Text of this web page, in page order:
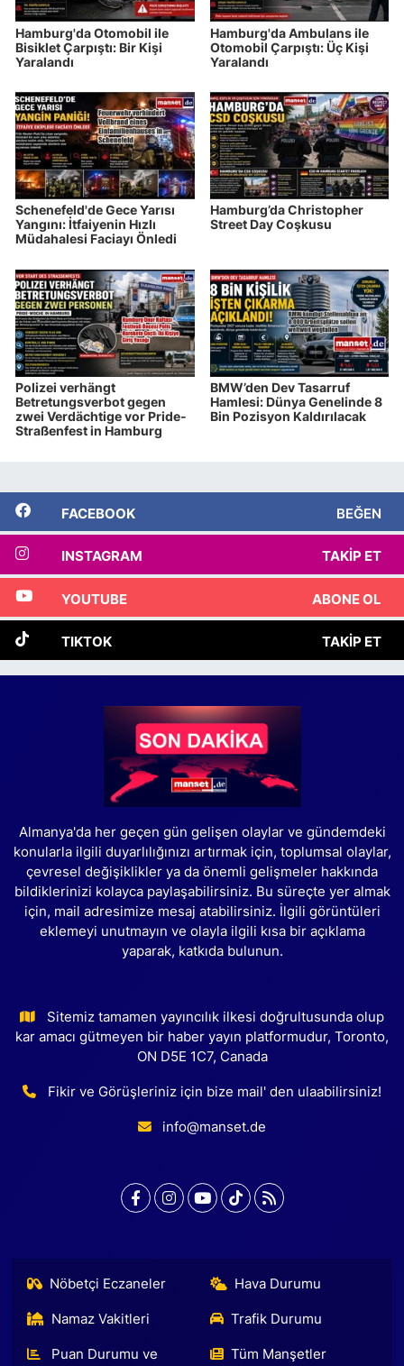
Hamburg'da Otomobil ile
Bisiklet Çarpıştı: Bir Kişi
Yaralandı
Hamburg'da Ambulans ile
Otomobil Çarpıştı: Üç Kişi
Yaralandı
Schenefeld'de Gece Yarısı
Yangını: İtfaiyenin Hızlı
Müdahalesi Faciayı Önledi
Hamburg’da Christopher
Street Day Coşkusu
Polizei verhängt
Betretungsverbot gegen
zwei Verdächtige vor Pride-
Straßenfest in Hamburg
BMW’den Dev Tasarruf
Hamlesi: Dünya Genelinde 8
Bin Pozisyon Kaldırılacak
FACEBOOK BEĞEN
INSTAGRAM TAKIP ET
YOUTUBE ABONE OL
TIKTOK TAKIP ET
Almanya'da her geçen gün gelişen olaylar ve gündemdeki
konularla ilgili duyarlılığınızı artırmak için, toplumsal olaylar,
çevresel değişiklikler ya da önemli gelişmeler hakkında
bildiklerinizi kolayca paylaşabilirsiniz. Bu süreçte yer almak
için, mail adresimize mesaj atabilirsiniz. İlgili görüntüleri
eklemeyi unutmayın ve olayla ilgili kısa bir açıklama
yaparak, katkıda bulunun.
Sitemiz tamamen yayıncılık ilkesi doğrultusunda olup
kar amacı gütmeyen bir haber yayın platformudur, Toronto,
ON D5E 1C7, Canada
Fikir ve Görüşleriniz için bize mail' den ulaabilirsiniz!
info@manset.de
Nöbetçi Eczaneler Hava Durumu
Namaz Vakitleri Trafik Durumu
Puan Durumu ve Tüm Manşetler